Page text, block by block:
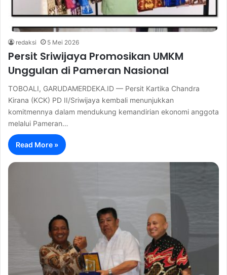
redaksi 5 Mei 2026
Persit Sriwijaya Promosikan UMKM
Unggulan di Pameran Nasional
TOBOALI, GARUDAMERDEKA.ID — Persit Kartika Chandra
Kirana (KCK) PD II/Sriwijaya kembali menunjukkan
komitmennya dalam mendukung kemandirian ekonomi anggota
melalui Pameran…
Read More »